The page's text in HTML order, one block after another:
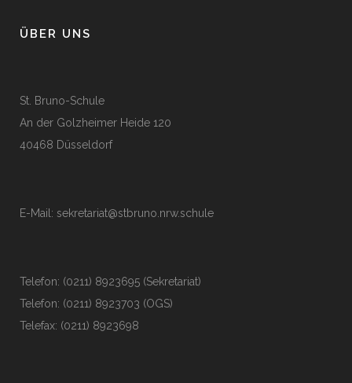
ÜBER UNS
St. Bruno-Schule
An der Golzheimer Heide 120
40468 Düsseldorf
E-Mail: sekretariat@stbruno.nrw.schule
Telefon: (0211) 8923695 (Sekretariat)
Telefon: (0211) 8923703 (OGS)
Telefax: (0211) 8923698